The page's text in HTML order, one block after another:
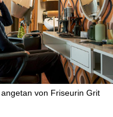
von Friseurin Grit